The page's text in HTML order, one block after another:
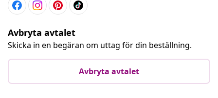
Avbryta avtalet
Skicka in en begäran om uttag för din beställning.
Avbryta avtalet